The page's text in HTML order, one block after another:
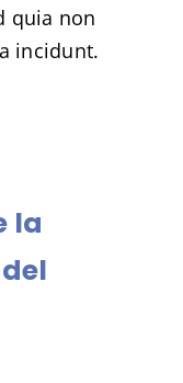
quia non
incidunt.
la